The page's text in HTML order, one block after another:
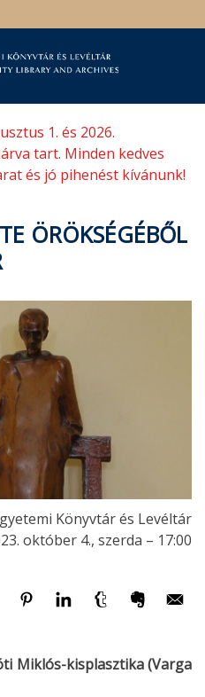
1. és 2026.
tart. Minden kedves
és jó pihenést kívánunk!
ÖRÖKSÉGÉBŐL
Könyvtár és Levéltár
október 4., szerda – 17:00
Miklós-kisplasztika (Varga